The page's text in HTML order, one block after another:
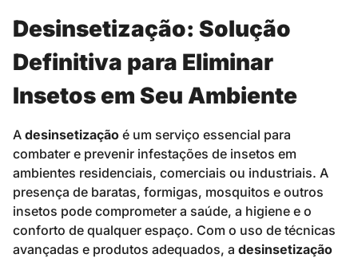
Desinsetização: Solução
Definitiva para Eliminar
Insetos em Seu Ambiente
A desinsetização é um serviço essencial para
combater e prevenir infestações de insetos em
ambientes residenciais, comerciais ou industriais. A
presença de baratas, formigas, mosquitos e outros
insetos pode comprometer a saúde, a higiene e o
conforto de qualquer espaço. Com o uso de técnicas
avançadas e produtos adequados, a desinsetização